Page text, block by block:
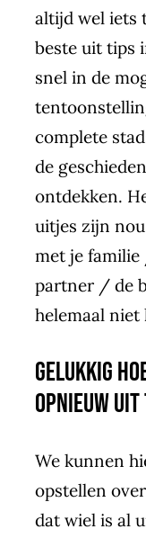
altijd wel iets
beste uit tips
snel in de
complete
de
ontdekken.
uitjes zijn
met je
partner / de
helemaal niet
Gelukkig
opnieuw
We kunnen
opstellen
dat wiel is al